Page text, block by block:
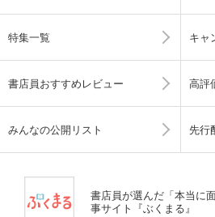
特集一覧 キャ
書店員おすすめレビュー 高評
みんなの公開リスト 先行
書店員が選んだ「本当に
事サイト『ぶくまる』